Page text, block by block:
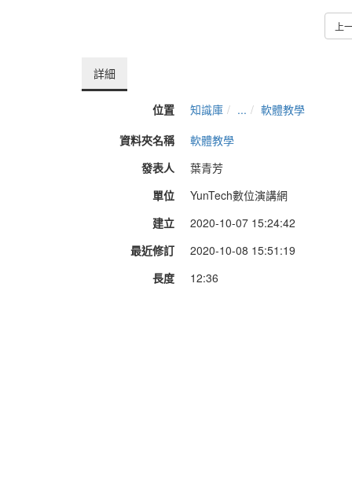
上
詳細
位置 知識庫 ...
軟體教學
資料夾名稱
軟體教學
發表人
葉青芳
單位
YunTech數位演講網
建立
2020-10-07 15:24:42
最近修訂
2020-10-08 15:51:19
長度
12:36